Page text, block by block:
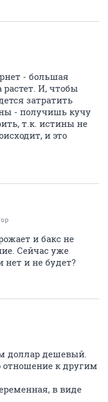
- большая
И, чтобы
затратить
- получишь кучу
т.к. истины не
и это
и бакс не
Сейчас уже
нет и не будет?
доллар дешевый.
отношение к другим
в виде